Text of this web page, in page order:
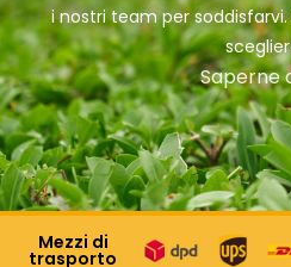
i nostri team per
Saperne
Mezzi di
trasporto